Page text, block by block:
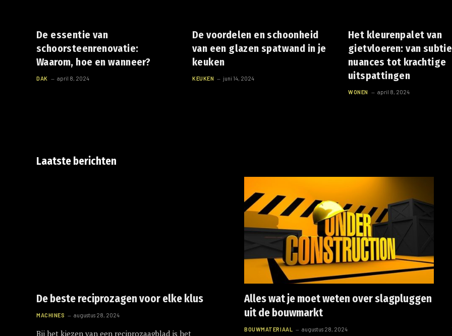
De essentie van
schoorsteenrenovatie:
Waarom, hoe en wanneer?
DAK april 8, 2024
De voordelen en schoonheid
van een glazen spatwand in je
keuken
KEUKEN juni 14, 2024
Het kleurenpalet van
gietvloeren: van
nuances tot krachtige
uitspattingen
WONEN april 8, 2024
Laatste berichten
De beste reciprozagen voor elke klus
MACHINES augustus 28, 2024
Bij het kiezen van een reciprozaagblad is het
Alles wat je moet weten over slagpluggen
uit de bouwmarkt
BOUWMATERIAAL augustus 28, 2024